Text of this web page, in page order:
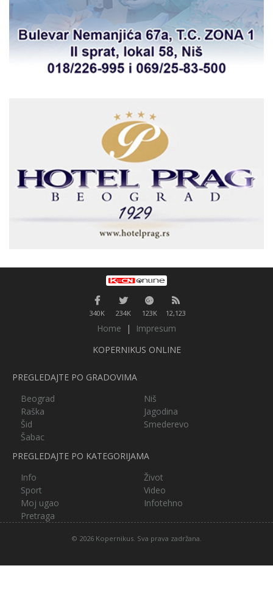
340K 234K 123K 12,123
Home |
Impresum
KOPERNIKUS ONLINE
PREGLEDAJTE PO GRADOVIMA
Beograd
Niš
Raška
Jagodina
Šid
Smederevo
Šabac
PREGLEDAJTE PO KATEGORIJAMA
Info
Život
Sport
Video
Moj ugao
Infotehno
Pretraga
© 2026 Kopernikus. Sva prava zadržana.